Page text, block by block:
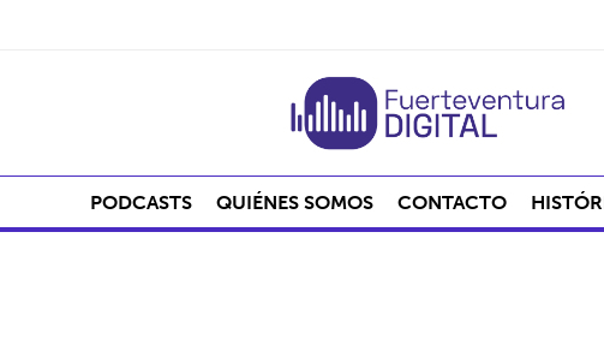
PODCASTS QUIÉNES SOMOS CONTACTO